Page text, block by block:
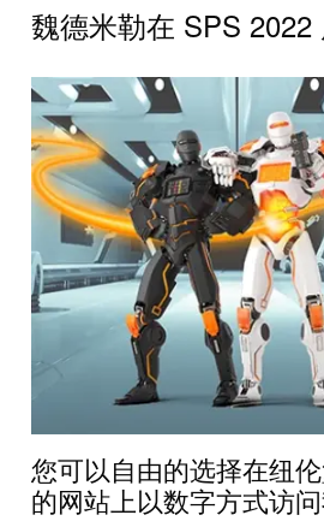
线
盒
系
统
及
组
件
非
接
触
式
联
接
进
线
电
业
单
对
以
太
网
付
务
咨
询
和
工
程
设
接
咨
心
人
力
资
源
合
规
全
球
布
管
理
立即注册
获取免费 SPS 门票
魏德米勒在 SPS 2022
您可以自由的选择在纽
的网站上以数字方式访